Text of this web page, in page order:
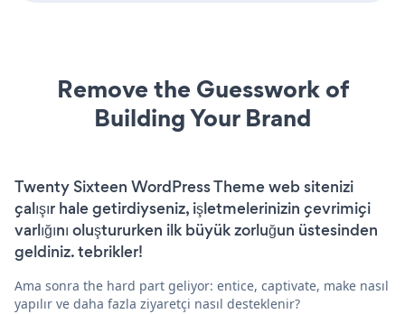
Remove the Guesswork of
Building Your Brand
Twenty Sixteen WordPress Theme web sitenizi
çalışır hale getirdiyseniz, işletmelerinizin çevrimiçi
varlığını oluştururken ilk büyük zorluğun üstesinden
geldiniz. tebrikler!
Ama sonra the hard part geliyor: entice, captivate, make nasıl
yapılır ve daha fazla ziyaretçi nasıl desteklenir?